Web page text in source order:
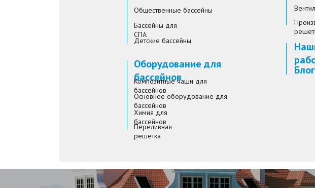
Общественные бассейны
Бассейны для
СПА
Детские бассейны
Оборудование для
бассейнов
Композитные чаши для
бассейнов
Основное оборудование для
бассейнов
Химия для
бассейнов
Переливная
решетка
Блог